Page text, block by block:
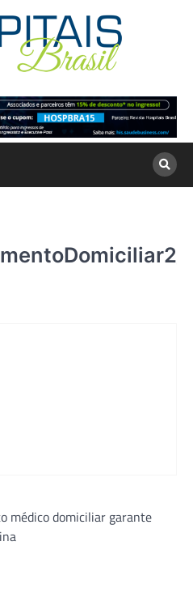
médico domiciliar garante